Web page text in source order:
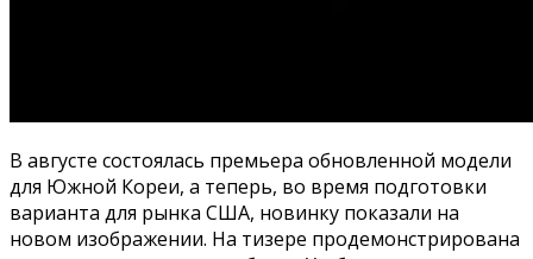
В августе состоялась премьера обновленной модели
для Южной Кореи, а теперь, во время подготовки
варианта для рынка США, новинку показали на
новом изображении. На тизере продемонстрирована